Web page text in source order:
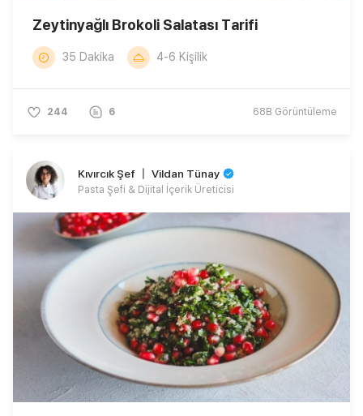
Zeytinyağlı Brokoli Salatası Tarifi
35 Dakika 4-6 Kişilik
244 6 68B Görüntüleme
Kıvırcık Şef 〡 Vildan Tünay
Pasta Şefi & Dijital İçerik Üreticisi